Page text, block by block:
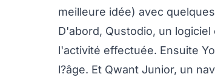
meilleure idée) avec
D'abord, Qustodio, un
l'activité effectuée. Ensuite
l?âge. Et Qwant Junior, un